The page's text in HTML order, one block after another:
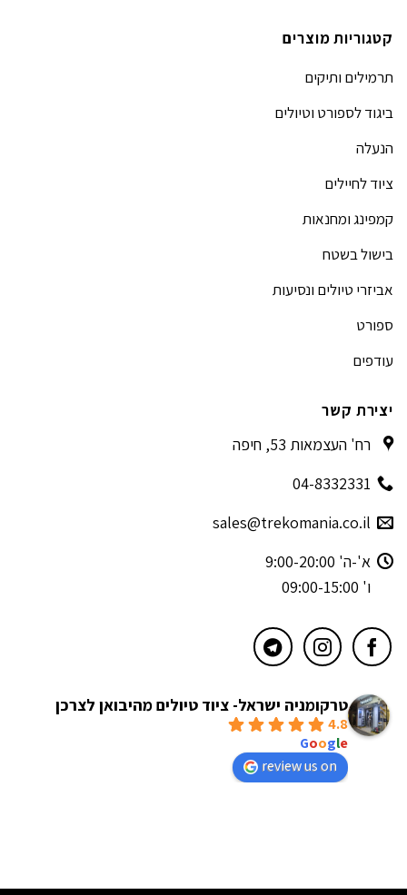
קטגוריות מוצרים
תרמילים ותיקים
ביגוד לספורט וטיולים
הנעלה
ציוד לחיילים
קמפינג ומחנאות
בישול בשטח
אביזרי טיולים ונסיעות
ספורט
עודפים
יצירת קשר
רח' העצמאות 53, חיפה
04-8332331
sales@trekomania.co.il
א'-ה' 9:00-20:00
ו' 09:00-15:00
טרקומניה ישראל- ציוד טיולים מהיבואן לצרכן
4.8
Google
review us on